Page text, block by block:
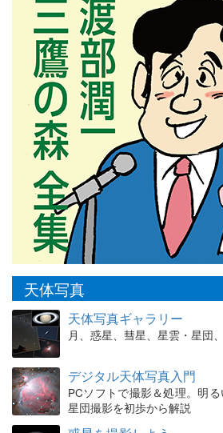
天体写真
天体写真ギャラリー
月、惑星、彗星、星雲・星団
デジタル天体写真入門
PCソフトで撮影＆処理。明
星団撮影を初歩から解説